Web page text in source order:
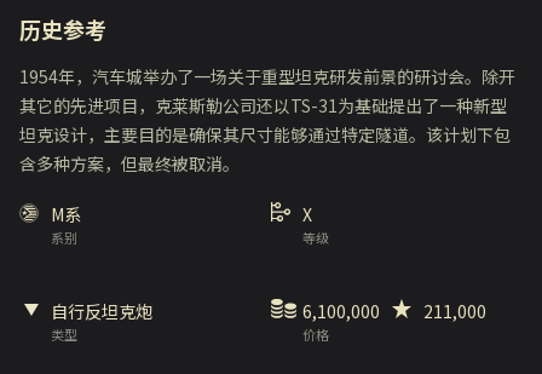
历史参考
1954年，汽车城举办了一场关于重型坦克研发前景的研讨会。除开
其它的先进项目，克莱斯勒公司还以TS-31为基础提出了一种新型
坦克设计，主要目的是确保其尺寸能够通过特定隧道。该计划下包
含多种方案，但最终被取消。
系别
M系
等级
X
类型
自行反坦克炮
价格
6,100,000 211,000